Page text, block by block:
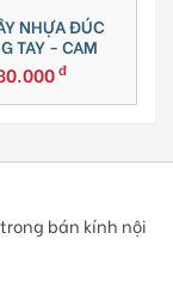
NHỰA ĐÚC
TAY - CAM
đ
bán kính nội